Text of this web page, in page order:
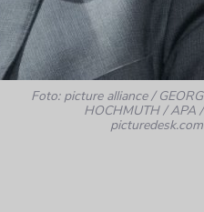
Foto: picture alliance / GEORG
HOCHMUTH / APA /
picturedesk.com